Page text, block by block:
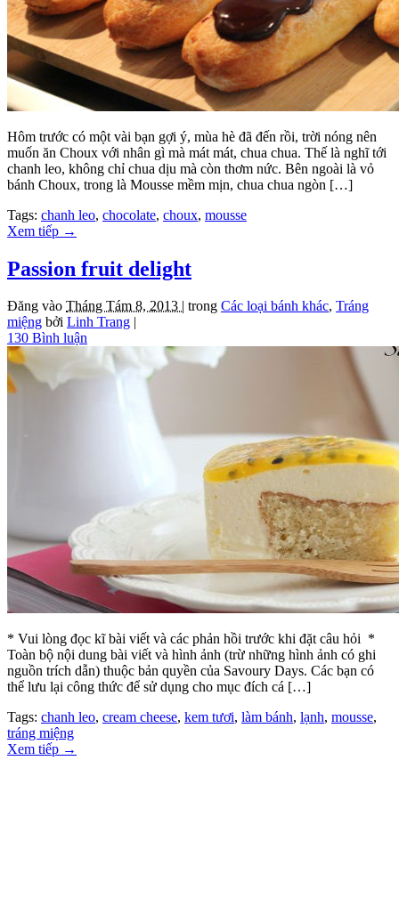
Hôm trước có một vài bạn gợi ý, mùa hè đã đến rồi, trời nóng nên
muốn ăn Choux với nhân gì mà mát mát, chua chua. Thế là nghĩ tới
chanh leo, không chỉ chua dịu mà còn thơm nức. Bên ngoài là vỏ
bánh Choux, trong là Mousse mềm mịn, chua chua ngòn […]
Tags: chanh leo, chocolate, choux, mousse
Xem tiếp →
Passion fruit delight
Đăng vào Tháng Tám 8, 2013 | trong Các loại bánh khác, Tráng
miệng bởi Linh Trang |
130 Bình luận
* Vui lòng đọc kĩ bài viết và các phản hồi trước khi đặt câu hỏi *
Toàn bộ nội dung bài viết và hình ảnh (trừ những hình ảnh có ghi
nguồn trích dẫn) thuộc bản quyền của Savoury Days. Các bạn có
thể lưu lại công thức để sử dụng cho mục đích cá […]
Tags: chanh leo, cream cheese, kem tươi, làm bánh, lạnh, mousse,
tráng miệng
Xem tiếp →